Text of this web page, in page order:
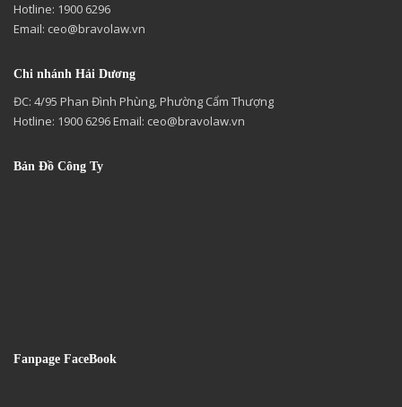
Hotline: 1900 6296
Email: ceo@bravolaw.vn
Chi nhánh Hải Dương
ĐC: 4/95 Phan Đình Phùng, Phường Cẩm Thượng
Hotline: 1900 6296 Email: ceo@bravolaw.vn
Bản Đồ Công Ty
Fanpage FaceBook